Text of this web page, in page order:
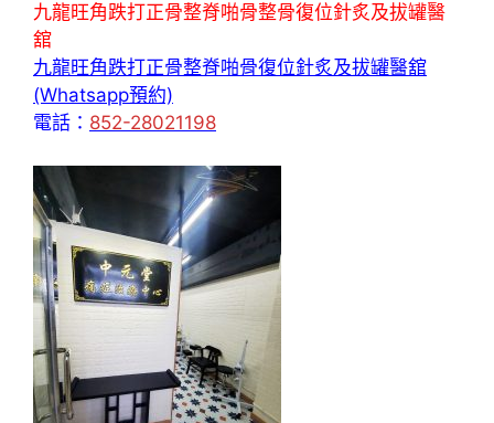
九龍旺角跌打正骨整脊啪骨整骨復位針炙及拔罐醫
舘
九龍旺角跌打正骨整脊啪骨復位針炙及拔罐醫舘
(Whatsapp預約)
電話： 852-28021198